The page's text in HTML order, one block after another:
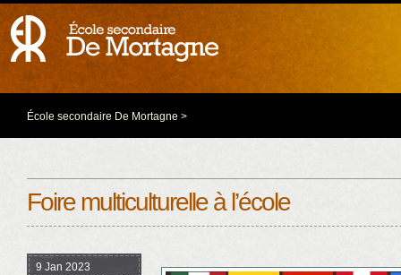
École secondaire De Mortagne >
Foire multiculturelle à l’école
9 Jan 2023